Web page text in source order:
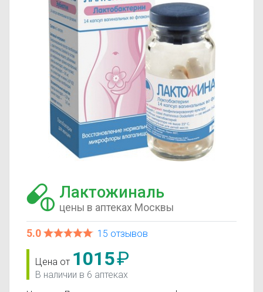
Лактожиналь
цены в аптеках Москвы
5.0 15 отзывов
Цена от 1015₽
В наличии в 6 аптеках